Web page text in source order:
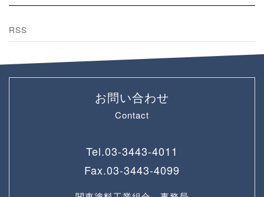
RSS
お問い合わせ
Contact
Tel.03-3443-4011
Fax.03-3443-4099